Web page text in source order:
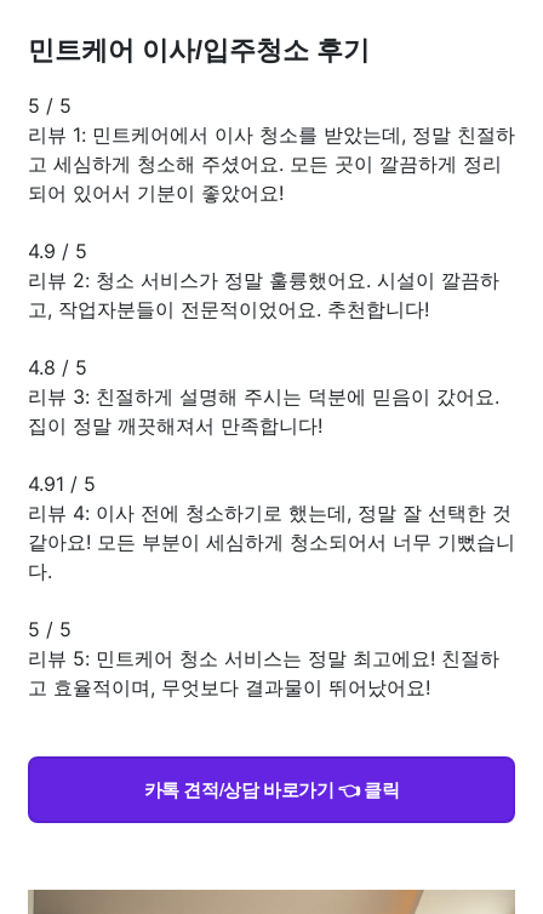
민트케어 이사/입주청소 후기
5 / 5
리뷰 1: 민트케어에서 이사 청소를 받았는데, 정말 친절하
고 세심하게 청소해 주셨어요. 모든 곳이 깔끔하게 정리
되어 있어서 기분이 좋았어요!
4.9 / 5
리뷰 2: 청소 서비스가 정말 훌륭했어요. 시설이 깔끔하
고, 작업자분들이 전문적이었어요. 추천합니다!
4.8 / 5
리뷰 3: 친절하게 설명해 주시는 덕분에 믿음이 갔어요.
집이 정말 깨끗해져서 만족합니다!
4.91 / 5
리뷰 4: 이사 전에 청소하기로 했는데, 정말 잘 선택한 것
같아요! 모든 부분이 세심하게 청소되어서 너무 기뻤습니
다.
5 / 5
리뷰 5: 민트케어 청소 서비스는 정말 최고에요! 친절하
고 효율적이며, 무엇보다 결과물이 뛰어났어요!
카톡 견적/상담 바로가기 👈 클릭